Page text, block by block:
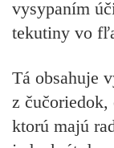
vysypaním
tekutiny vo
Tá obsahuje
z čučoriedok,
ktorú majú